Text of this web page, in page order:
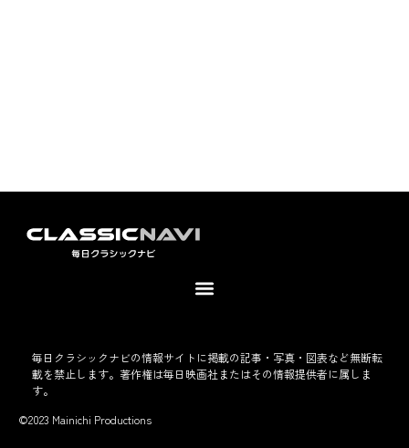
毎日クラシックナビの情報サイトに掲載の記事・写真・図表など無断転
載を禁止します。著作権は毎日映画社またはその情報提供者に属しま
す。
©2023 Mainichi Productions